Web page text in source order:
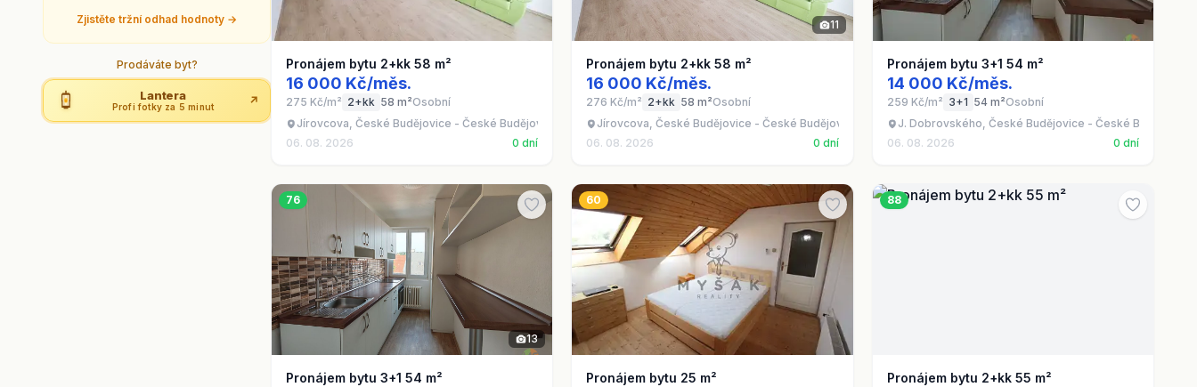
Zjistěte tržní odhad hodnoty →
Prodáváte byt?
Lantera
Profi fotky za 5 minut ↗
Pronájem bytu 2+kk 58 m²
16 000 Kč/měs.
275 Kč/m² 2+kk 58 m²Osobní
Jírovcova, České Budějovice - České Budějovice 3
06. 08. 2026
0 dní
11
Pronájem bytu 2+kk 58 m²
16 000 Kč/měs.
276 Kč/m² 2+kk 58 m²Osobní
Jírovcova, České Budějovice - České Budějovice 3
06. 08. 2026
0 dní
Pronájem bytu 3+1 54 m²
14 000 Kč/měs.
259 Kč/m² 3+1 54 m²Osobní
J. Dobrovského, České Budějovice - České Budějovice
06. 08. 2026
0 dní
76
13
Pronájem bytu 3+1 54 m²
60
Pronájem bytu 25 m²
88
Pronájem bytu 2+kk 55 m²